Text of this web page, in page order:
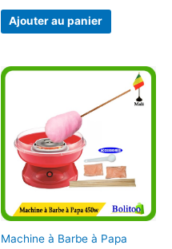
Ajouter au panier
Machine à Barbe à Papa